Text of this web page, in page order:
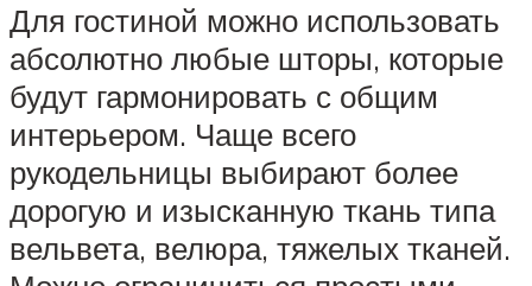
Для гостиной можно использовать
абсолютно любые шторы, которые
будут гармонировать с общим
интерьером. Чаще всего
рукодельницы выбирают более
дорогую и изысканную ткань типа
вельвета, велюра, тяжелых тканей.